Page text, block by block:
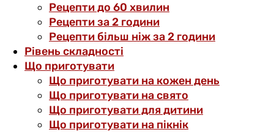
Рецепти до 60 хвилин
Рецепти за 2 години
Рецепти більш ніж за 2 години
Рівень складності
Що приготувати
Що приготувати на кожен день
Що приготувати на свято
Що приготувати для дитини
Що приготувати на пікнік